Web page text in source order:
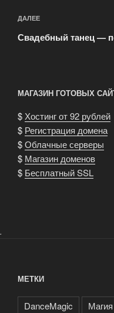
Следующая
запись
ДАЛЕЕ
Свадебный танец —
МАГАЗИН ГОТОВЫХ
$ Хостинг от 92 рублей
$ Регистрация домена
$Облачные серверы
$ Магазин доменов
$ Бесплатный SSL
.
МЕТКИ
DanceMagic